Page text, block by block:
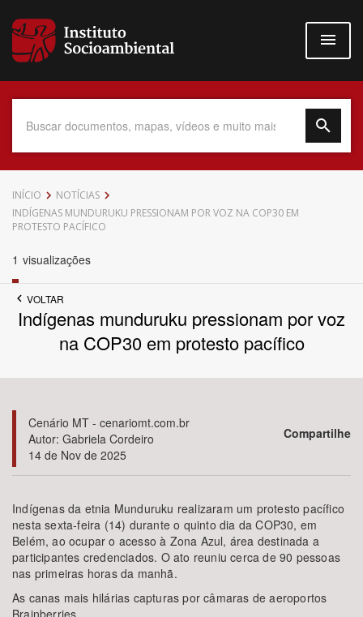
para
conteúdo
Data do Documento
Tema
Área de Levantamento
Área Protegida
INÍCIO
NOTÍCIAS
INDÍGENAS MUNDURUKU PRESSIONAM POR VOZ NA COP30 EM
PROTESTO PACÍFICO
1 visualizações
VOLTAR
Indígenas munduruku pressionam por voz
na COP30 em protesto pacífico
Cenário MT - cenariomt.com.br
Autor: Gabriela Cordeiro
14 de Nov de 2025
Compartilhe
Indígenas da etnia Munduruku realizaram um protesto pacífico
nesta sexta-feira (14) durante o quinto dia da COP30, em
Belém, ao ocupar o acesso à Zona Azul, área destinada a
participantes credenciados. O ato reuniu cerca de 90 pessoas
nas primeiras horas da manhã.
As canas mais hilárias capturas por câmaras de aeroportos
Brainberries